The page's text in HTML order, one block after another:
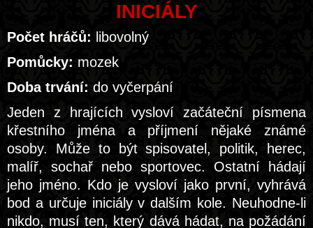
INICIÁLY
Počet hráčů: libovolný
Pomůcky: mozek
Doba trvání: do vyčerpání
Jeden z hrajících vysloví začáteční písmena
křestního jména a příjmení nějaké známé
osoby. Může to být spisovatel, politik, herec,
malíř, sochař nebo sportovec. Ostatní hádají
jeho jméno. Kdo je vysloví jako první, vyhrává
bod a určuje iniciály v dalším kole. Neuhodne-li
nikdo, musí ten, který dává hádat, na požádání